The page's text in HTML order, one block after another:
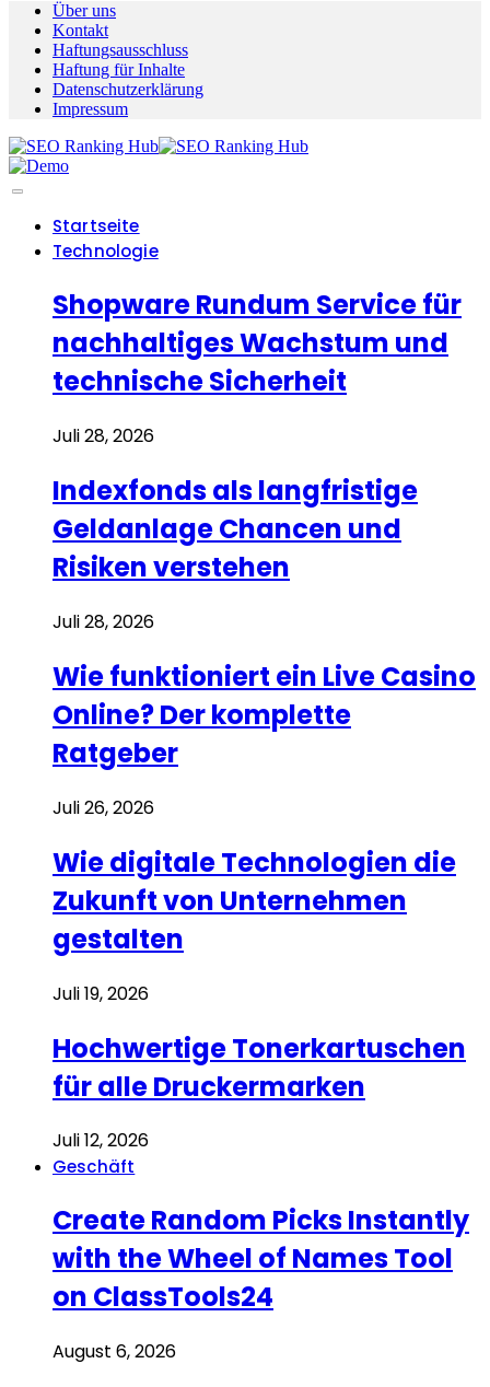
Über uns
Kontakt
Haftungsausschluss
Haftung für Inhalte
Datenschutzerklärung
Impressum
Startseite
Technologie
Shopware Rundum Service für
nachhaltiges Wachstum und
technische Sicherheit
Juli 28, 2026
Indexfonds als langfristige
Geldanlage Chancen und
Risiken verstehen
Juli 28, 2026
Wie funktioniert ein Live Casino
Online? Der komplette
Ratgeber
Juli 26, 2026
Wie digitale Technologien die
Zukunft von Unternehmen
gestalten
Juli 19, 2026
Hochwertige Tonerkartuschen
für alle Druckermarken
Juli 12, 2026
Geschäft
Create Random Picks Instantly
with the Wheel of Names Tool
on ClassTools24
August 6, 2026